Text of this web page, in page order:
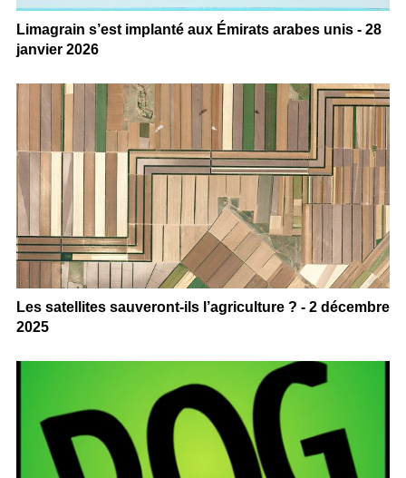
Limagrain s’est implanté aux Émirats arabes unis - 28
janvier 2026
Les satellites sauveront-ils l’agriculture ? - 2 décembre
2025